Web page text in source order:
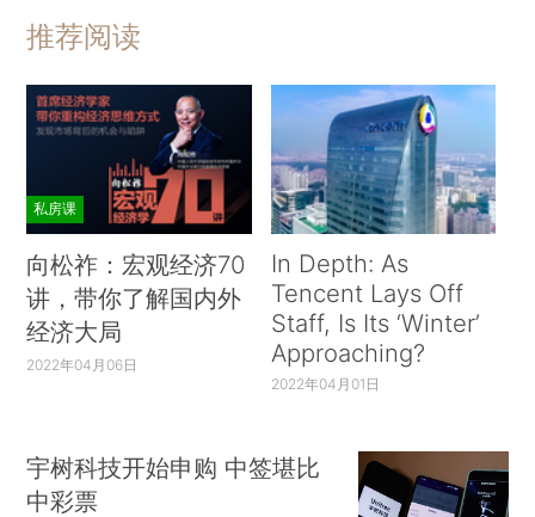
推荐阅读
私房课
向松祚：宏观经济70
讲，带你了解国内外
经济大局
2022年04月06日
In Depth: As
Tencent Lays Off
Staff, Is Its ‘Winter’
Approaching?
2022年04月01日
宇树科技开始申购 中签堪比
中彩票